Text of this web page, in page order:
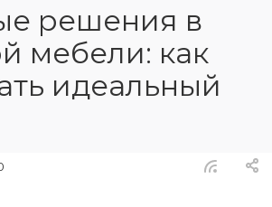
решения в
мебели: как
идеальный